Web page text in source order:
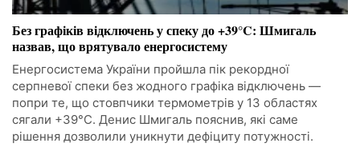
Без графіків відключень у спеку до +39°C: Шмигаль
назвав, що врятувало енергосистему
Енергосистема України пройшла пік рекордної
серпневої спеки без жодного графіка відключень —
попри те, що стовпчики термометрів у 13 областях
сягали +39°C. Денис Шмигаль пояснив, які саме
рішення дозволили уникнути дефіциту потужності.